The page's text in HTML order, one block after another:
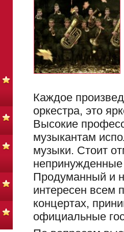
Каждое
оркестра, это
Высокие
музыкантам
музыки. Стоит
Продуманный и
интересен всем
концертах,
официальные